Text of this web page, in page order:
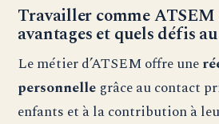
Travailler comme ATSEM
avantages et quels défis
Le métier d’ATSEM offre une
personnelle grâce au contact
enfants et à la contribution à